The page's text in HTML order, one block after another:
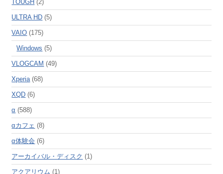
TOUGH (2)
ULTRA HD (5)
VAIO (175)
Windows (5)
VLOGCAM (49)
Xperia(68)
XQD (6)
α (588)
αカフェ (8)
α体験会 (6)
アーカイバル・ディスク (1)
アクアリウム (1)